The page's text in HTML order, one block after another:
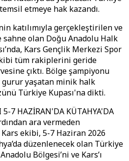
etmeye hak kazandı.
katılımıyla gerçekleştirilen ve
olan Doğu Anadolu Halk
Kars Gençlik Merkezi Spor
tüm rakiplerini geride
çıktı. Bölge şampiyonu
yaşatan minik halk
Türkiye Kupası'na dikti.
5-7 HAZİRAN'DA KÜTAHYA'DA
ara vermeden
ekibi, 5-7 Haziran 2026
düzenlenecek olan Türkiye
Bölgesi’ni ve Kars’ı